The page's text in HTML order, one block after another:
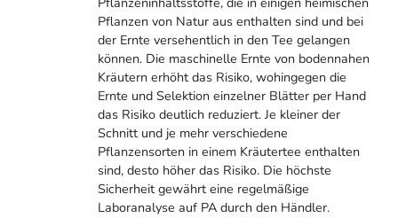
Pflanzen von Natur aus enthalten sind und bei
der Ernte versehentlich in den Tee gelangen
können. Die maschinelle Ernte von bodennahen
Kräutern erhöht das Risiko, wohingegen die
Ernte und Selektion einzelner Blätter per Hand
das Risiko deutlich reduziert. Je kleiner der
Schnitt und je mehr verschiedene
Pflanzensorten in einem Kräutertee enthalten
sind, desto höher das Risiko. Die höchste
Sicherheit gewährt eine regelmäßige
Laboranalyse auf PA durch den Händler.